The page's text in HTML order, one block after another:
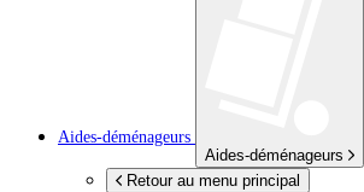
Aides-déménageurs
Aides-déménageurs
Retour au menu principal